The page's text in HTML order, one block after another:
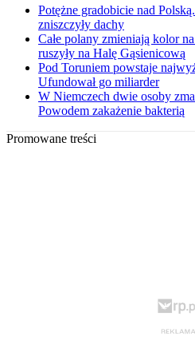
Potężne gradobicie nad
zniszczyły dachy
Całe polany zmieniają kolor
ruszyły na Halę Gąsienicową
Pod Toruniem powstaje
Ufundował go miliarder
W Niemczech dwie osoby
Powodem zakażenie bakterią
Promowane treści